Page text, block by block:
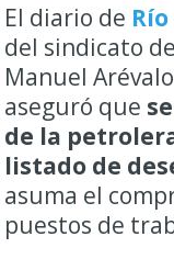
El diario de
del sindicato
Manuel
aseguró que
de la
listado de
asuma el
puestos de